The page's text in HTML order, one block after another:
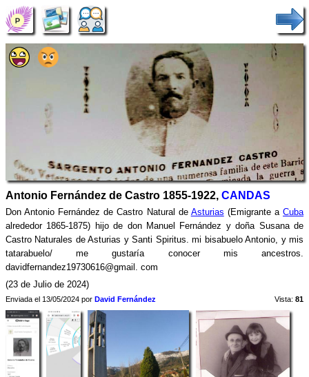
Antonio Fernández de Castro 1855-1922, CANDAS
Don Antonio Fernández de Castro Natural de Asturias (Emigrante aCuba
alrededor 1865-1875) hijo de don Manuel Fernández y doña Susana de
Castro Naturales de Asturias y Santi Spiritus. mi bisabuelo Antonio, y mis
tatarabuelo/ me gustaría conocer mis ancestros.
davidfernandez19730616@gmail. com
(23 de Julio de 2024)
Enviada el 13/05/2024 por David Fernández Vista: 81